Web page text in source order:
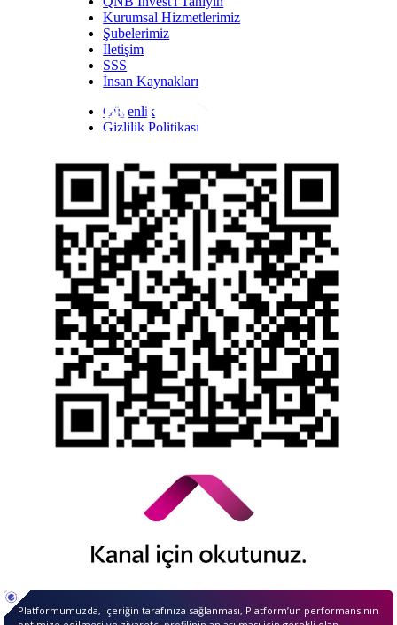
Kurumsal Hizmetlerimiz
Şubelerimiz
İletişim
SSS
İnsan Kaynakları
Güvenlik
Gizlilik Politikası
Yasal Duyurular
Bilgi Toplumu Hizmetleri
Kişisel Verilerin Korunması
YTM - Zamanaşımına Uğrayacak Emanet ve
Alacaklar
Kamuyu Aydınlatma Esaslarına İlişkin Duyuru
TwittLinkYoutWhatsapp
QNBiştirakidir.